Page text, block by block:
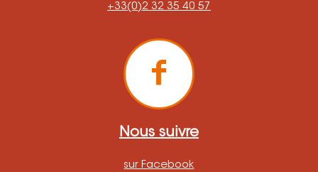
+33(0)2 32 35 40 57
Nous suivre
sur Facebook